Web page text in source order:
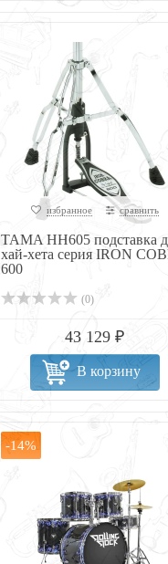
избранное сравнить
TAMA HH605 подставка
хай-хета серия IRON
600
(0)
43 129 ₽
В корзину
-14%